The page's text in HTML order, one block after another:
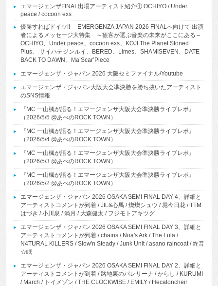
エマージェンザFINAL出場アーティスト紹介① OCHIYO / Under
peace / cocoon exs
優勝すればドイツ!! EMERGENZA JAPAN 2026 FINALへ向けて 出演
者によるメッセージ大特集 ～観客が選ぶ音楽の未来がここにある～
OCHIYO、Under peace、cocoon exs、KOJI The Planet Stoned
Plus、 サイハテジンルイ、BERED、Limes、SHAMISEVEN、DATE
BACK TO DAWN、Ma’Scar’Piece
エマージェンザ・ジャパン 2026 大阪セミファイナル/Youtube
エマージェンザ・ジャパン大阪大会準決勝を勝ち抜いたアーティスト
のSNS情報
『MC 一山楓が語る！エマージェンザ大阪大会準決勝ライブレポ』
（2026/5/5 @あべのROCK TOWN）
『MC 一山楓が語る！エマージェンザ大阪大会準決勝ライブレポ』
（2026/5/4 @あべのROCK TOWN）
『MC 一山楓が語る！エマージェンザ大阪大会準決勝ライブレポ』
（2026/5/3 @あべのROCK TOWN）
『MC 一山楓が語る！エマージェンザ大阪大会準決勝ライブレポ』
（2026/5/2 @あべのROCK TOWN）
エマージェンザ・ジャパン 2026 OSAKA SEMI FINAL DAY 4、詳細と
アーティストコメントが到着 / JIL&心馬 / 燦燦シュウ / 堀今日花 / TTM
はづき / 小川泉 / 満月 / 大森健太 / フジモトアキツグ
エマージェンザ・ジャパン 2026 OSAKA SEMI FINAL DAY 3、詳細と
アーティストコメントが到着 / chains / Noa's Ark / The Lula /
N4TURAL KILLERS / Slow'n Steady / Junk Unit / asano raincoat / 終音
☆眠
エマージェンザ・ジャパン 2026 OSAKA SEMI FINAL DAY 2、詳細と
アーティストコメントが到着 / 路地裏のバレリーナ / からし / KURUMI
/ March / トイメゾン / THE CLOCKWISE / EMILY / Hecatoncheir